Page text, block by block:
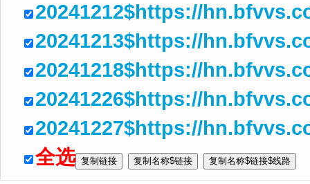
20241212$https://
20241213$https://
20241218$https://
20241226$https://
20241227$https://
全选